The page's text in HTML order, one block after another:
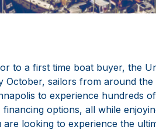
to a first time boat buyer, the
October, sailors from around
to experience hundreds
options, all while
looking to experience the